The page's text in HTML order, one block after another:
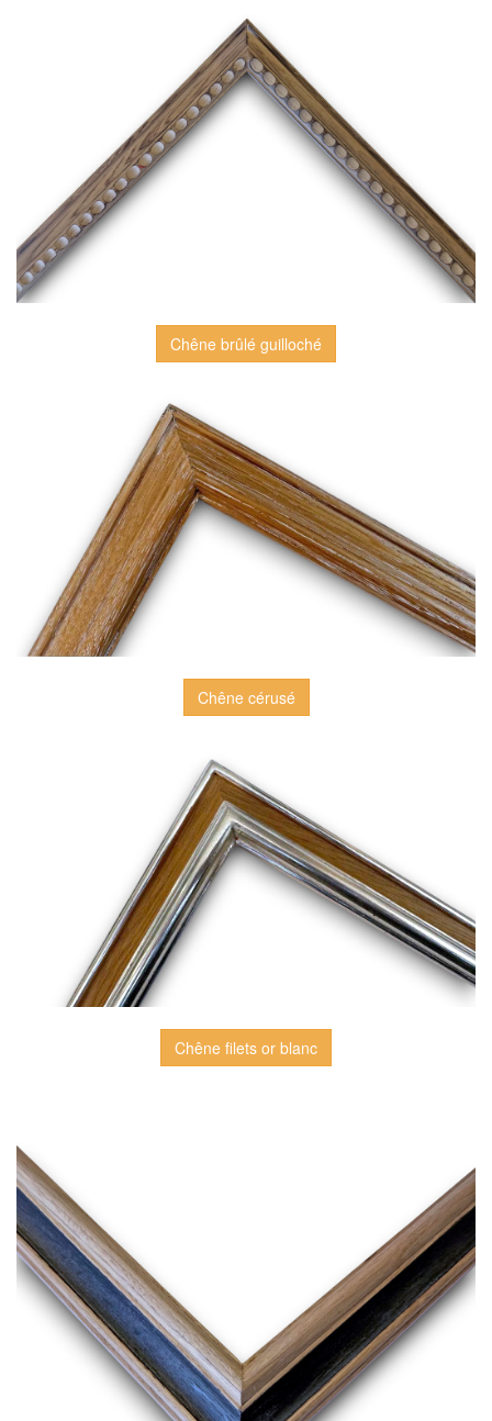
Chêne brûlé guilloché
Chêne cérusé
Chêne filets or blanc